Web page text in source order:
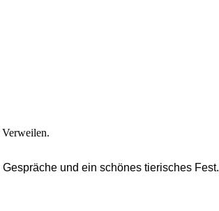
und ein schönes tierisches Fest.